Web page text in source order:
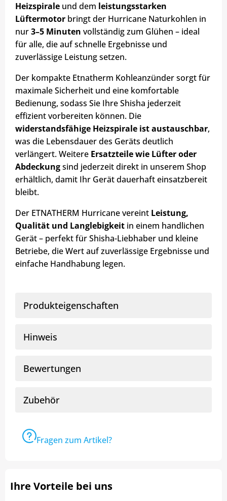
Heizspirale und dem leistungsstarken
Lüftermotor bringt der Hurricane Naturkohlen in
nur3–5 Minuten vollständig zum Glühen – ideal
für alle, die auf schnelle Ergebnisse und
zuverlässige Leistung setzen.
Der kompakte Etnatherm Kohleanzünder sorgt für
maximale Sicherheit und eine komfortable
Bedienung, sodass Sie Ihre Shisha jederzeit
effizient vorbereiten können. Die
widerstandsfähige Heizspirale ist austauschbar,
was die Lebensdauer des Geräts deutlich
verlängert. Weitere Ersatzteile wie Lüfter oder
Abdeckungsind jederzeit direkt in unserem Shop
erhältlich, damit Ihr Gerät dauerhaft einsatzbereit
bleibt.
Der ETNATHERM Hurricane vereint Leistung,
Qualität und Langlebigkeit in einem handlichen
Gerät – perfekt für Shisha-Liebhaber und kleine
Betriebe, die Wert auf zuverlässige Ergebnisse und
einfache Handhabung legen.
Produkteigenschaften
Hinweis
Bewertungen
Zubehör
Fragen zum Artikel?
Ihre Vorteile bei uns